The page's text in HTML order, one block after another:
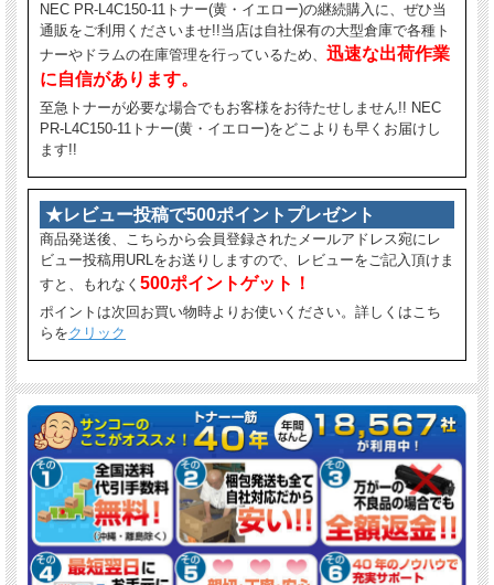
NEC PR-L4C150-11トナー(黄・イエロー)の継続購入に、ぜひ当
通販をご利用くださいませ!!当店は自社保有の大型倉庫で各種ト
ナーやドラムの在庫管理を行っているため、 迅速な出荷作業
に自信があります。
至急トナーが必要な場合でもお客様をお待たせしません!! NEC
PR-L4C150-11トナー(黄・イエロー)をどこよりも早くお届けし
ます!!
★レビュー投稿で500ポイントプレゼント
商品発送後、こちらから会員登録されたメールアドレス宛にレ
ビュー投稿用URLをお送りしますので、レビューをご記入頂けま
すと、もれなく 500ポイントゲット！
ポイントは次回お買い物時よりお使いください。詳しくはこち
らをクリック